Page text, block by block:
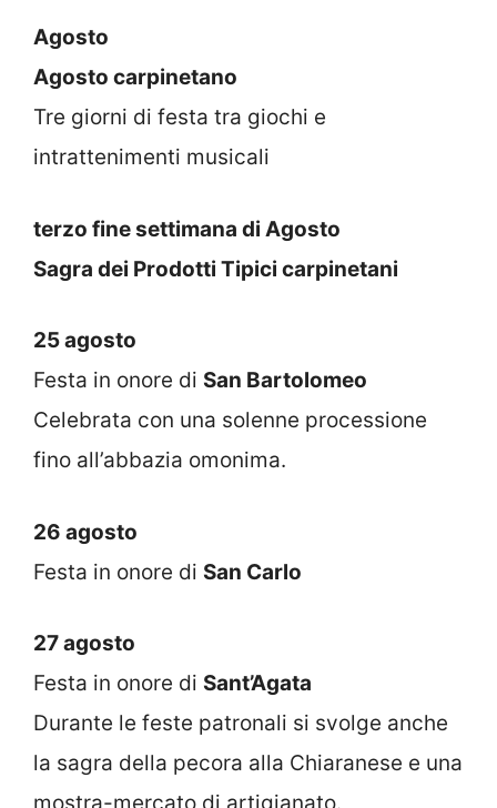
Agosto
Agosto carpinetano
Tre giorni di festa tra giochi e
intrattenimenti musicali
terzo fine settimana di Agosto
Sagra dei Prodotti Tipici carpinetani
25 agosto
Festa in onore di San Bartolomeo
Celebrata con una solenne processione
fino all’abbazia omonima.
26 agosto
Festa in onore di San Carlo
27 agosto
Festa in onore di Sant’Agata
Durante le feste patronali si svolge anche
la sagra della pecora alla Chiaranese e una